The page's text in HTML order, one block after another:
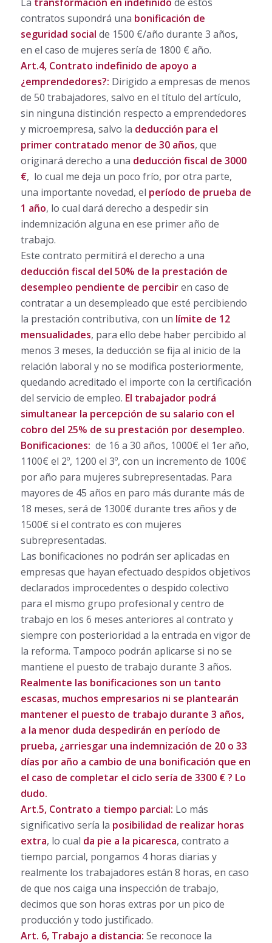
contratos supondrá una bonificación de
seguridad social de 1500 €/año durante 3 años,
en el caso de mujeres sería de 1800 € año.
Art.4, Contrato indefinido de apoyo a
¿emprendedores?: Dirigido a empresas de menos
de 50 trabajadores, salvo en el título del artículo,
sin ninguna distinción respecto a emprendedores
y microempresa, salvo la deducción para el
primer contratado menor de 30 años, que
originará derecho a una deducción fiscal de 3000
€, lo cual me deja un poco frío, por otra parte,
una importante novedad, el período de prueba de
1 año, lo cual dará derecho a despedir sin
indemnización alguna en ese primer año de
trabajo.
Este contrato permitirá el derecho a una
deducción fiscal del 50% de la prestación de
desempleo pendiente de percibiren caso de
contratar a un desempleado que esté percibiendo
la prestación contributiva, con un límite de 12
mensualidades, para ello debe haber percibido al
menos 3 meses, la deducción se fija al inicio de la
relación laboral y no se modifica posteriormente,
quedando acreditado el importe con la certificación
del servicio de empleo. El trabajador podrá
simultanear la percepción de su salario con el
cobro del 25% de su prestación por desempleo.
Bonificaciones: de 16 a 30 años, 1000€ el 1er año,
1100€ el 2º, 1200 el 3º, con un incremento de 100€
por año para mujeres subrepresentadas. Para
mayores de 45 años en paro más durante más de
18 meses, será de 1300€ durante tres años y de
1500€ si el contrato es con mujeres
subrepresentadas.
Las bonificaciones no podrán ser aplicadas en
empresas que hayan efectuado despidos objetivos
declarados improcedentes o despido colectivo
para el mismo grupo profesional y centro de
trabajo en los 6 meses anteriores al contrato y
siempre con posterioridad a la entrada en vigor de
la reforma. Tampoco podrán aplicarse si no se
mantiene el puesto de trabajo durante 3 años.
Realmente las bonificaciones son un tanto
escasas, muchos empresarios ni se plantearán
mantener el puesto de trabajo durante 3 años,
a la menor duda despedirán en período de
prueba, ¿arriesgar una indemnización de 20 o 33
días por año a cambio de una bonificación que en
el caso de completar el ciclo sería de 3300 € ? Lo
dudo.
Art.5, Contrato a tiempo parcial: Lo más
significativo sería la posibilidad de realizar horas
extra, lo cual da pie a la picaresca, contrato a
tiempo parcial, pongamos 4 horas diarias y
realmente los trabajadores están 8 horas, en caso
de que nos caiga una inspección de trabajo,
decimos que son horas extras por un pico de
producción y todo justificado.
Art. 6, Trabajo a distancia: Se reconoce la